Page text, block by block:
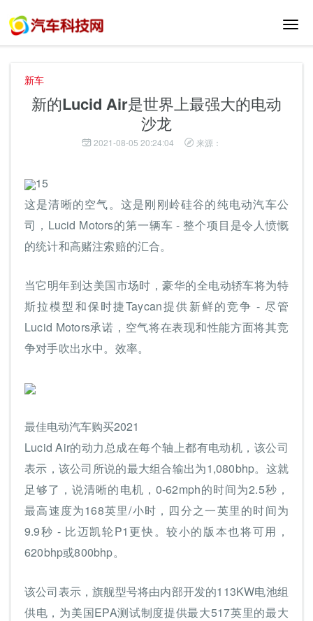
切
新车
新的Lucid Air是世界上最强大的电动
沙龙
2021-08-05 20:24:04 来源：
15
这是清晰的空气。这是刚刚岭硅谷的纯电动汽车公
司，Lucid Motors的第一辆车 - 整个项目是令人愤慨
的统计和高赌注索赔的汇合。
当它明年到达美国市场时，豪华的全电动轿车将为特
斯拉模型和保时捷Taycan提供新鲜的竞争 - 尽管
Lucid Motors承诺，空气将在表现和性能方面将其竞
争对手吹出水中。效率。
最佳电动汽车购买2021
Lucid Air的动力总成在每个轴上都有电动机，该公司
表示，该公司所说的最大组合输出为1,080bhp。这就
足够了，说清晰的电机，0-62mph的时间为2.5秒，
最高速度为168英里/小时，四分之一英里的时间为
9.9秒 - 比迈凯轮P1更快。较小的版本也将可用，
620bhp或800bhp。
该公司表示，旗舰型号将由内部开发的113KW电池组
供电，为美国EPA测试制度提供最大517英里的最大